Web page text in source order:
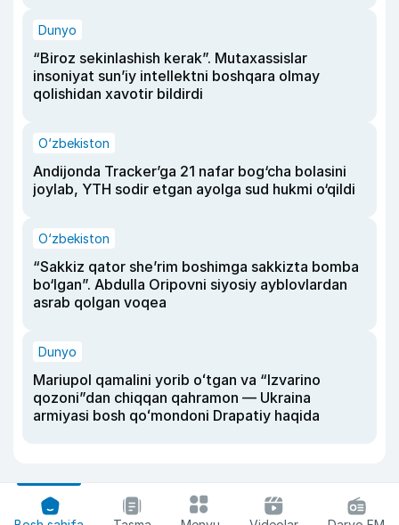
Dunyo
“Biroz sekinlashish kerak”. Mutaxassislar
insoniyat sun’iy intellektni boshqara olmay
qolishidan xavotir bildirdi
O‘zbekiston
Andijonda Tracker’ga 21 nafar bog‘cha bolasini
joylab, YTH sodir etgan ayolga sud hukmi o‘qildi
O‘zbekiston
“Sakkiz qator she’rim boshimga sakkizta bomba
bo‘lgan”. Abdulla Oripovni siyosiy ayblovlardan
asrab qolgan voqea
Dunyo
Mariupol qamalini yorib oʻtgan va “Izvarino
qozoni”dan chiqqan qahramon — Ukraina
armiyasi bosh qoʻmondoni Drapatiy haqida